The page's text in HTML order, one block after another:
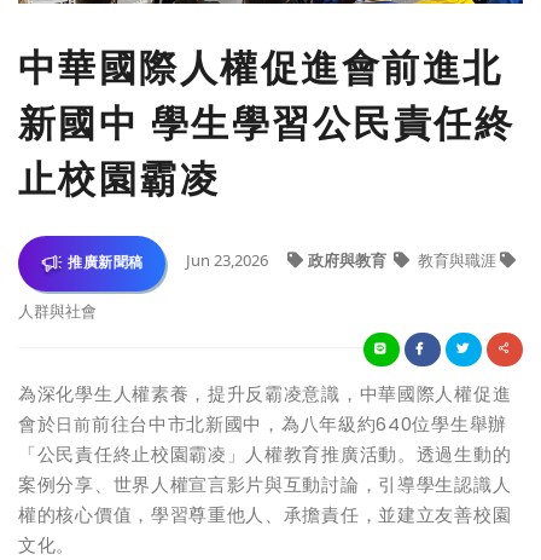
中華國際人權促進會前進北
新國中 學生學習公民責任終
止校園霸凌
推廣新聞稿 Jun 23,2026 政府與教育 教育與職涯
人群與社會
為深化學生人權素養，提升反霸凌意識，中華國際人權促進
會於日前前往台中市北新國中，為八年級約640位學生舉辦
「公民責任終止校園霸凌」人權教育推廣活動。透過生動的
案例分享、世界人權宣言影片與互動討論，引導學生認識人
權的核心價值，學習尊重他人、承擔責任，並建立友善校園
文化。